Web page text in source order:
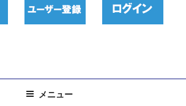
メニュー